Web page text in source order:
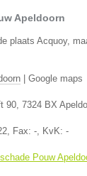
Apeldoorn
plaats Acquoy,
| Google maps
90 7324 BX
, Fax: - , KvK: -
Pouw